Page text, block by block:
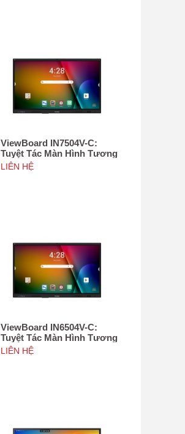
ViewBoard IN7504V-C:
Tuyệt Tác Màn Hình Tương
Tác 75", Tích hợp camera
4K độ phân giải 50MP, NFC
LIÊN HỆ
ViewBoard IN6504V-C:
Tuyệt Tác Màn Hình Tương
Tác 65inch, Tích hợp
camera 4K độ phân giải
LIÊN HỆ